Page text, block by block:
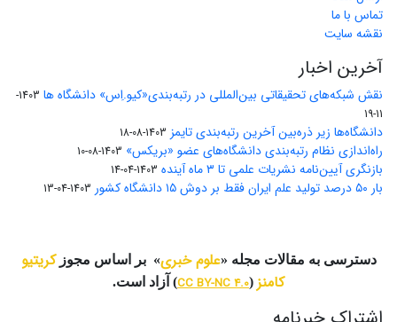
تماس با ما
نقشه سایت
آخرین اخبار
نقش شبکه‌های تحقیقاتی بین‌المللی در رتبه‌بندی«کیو.اِس» دانشگاه ها
1403-
11-19
دانشگاه‌ها زیر ذره‌بین آخرین رتبه‌بندی تایمز 1403-08-18
راه‌اندازی نظام رتبه‌بندی دانشگاه‌‌های عضو «بریکس» 1403-08-10
بازنگری آیین‌نامه نشریات علمی تا ۳ ماه آینده 1403-04-14
بار ۵۰ درصد تولید علم ایران فقط بر دوش ۱۵ دانشگاه کشور 1403-04-13
دسترسی به مقالات مجله «علوم خبری» بر اساس مجوزکریتیو
کامنز (
CC BY-NC 4.0) آزاد است.